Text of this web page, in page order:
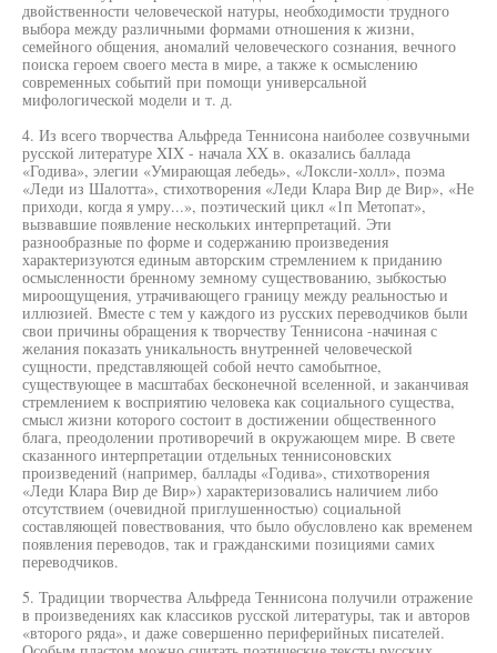
двойственности человеческой натуры, необходимости трудного
выбора между различными формами отношения к жизни,
семейного общения, аномалий человеческого сознания, вечного
поиска героем своего места в мире, а также к осмыслению
современных событий при помощи универсальной
мифологической модели и т. д.
4. Из всего творчества Альфреда Теннисона наиболее созвучными
русской литературе XIX - начала XX в. оказались баллада
«Годива», элегии «Умирающая лебедь», «Локсли-холл», поэма
«Леди из Шалотта», стихотворения «Леди Клара Вир де Вир», «Не
приходи, когда я умру...», поэтический цикл «1п Метопат»,
вызвавшие появление нескольких интерпретаций. Эти
разнообразные по форме и содержанию произведения
характеризуются единым авторским стремлением к приданию
осмысленности бренному земному существованию, зыбкостью
мироощущения, утрачивающего границу между реальностью и
иллюзией. Вместе с тем у каждого из русских переводчиков были
свои причины обращения к творчеству Теннисона -начиная с
желания показать уникальность внутренней человеческой
сущности, представляющей собой нечто самобытное,
существующее в масштабах бесконечной вселенной, и заканчивая
стремлением к восприятию человека как социального существа,
смысл жизни которого состоит в достижении общественного
блага, преодолении противоречий в окружающем мире. В свете
сказанного интерпретации отдельных теннисоновских
произведений (например, баллады «Годива», стихотворения
«Леди Клара Вир де Вир») характеризовались наличием либо
отсутствием (очевидной приглушенностью) социальной
составляющей повествования, что было обусловлено как временем
появления переводов, так и гражданскими позициями самих
переводчиков.
5. Традиции творчества Альфреда Теннисона получили отражение
в произведениях как классиков русской литературы, так и авторов
«второго ряда», и даже совершенно периферийных писателей.